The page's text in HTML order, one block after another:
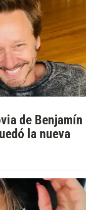
de Benjamín
la nueva